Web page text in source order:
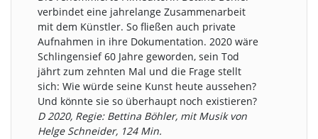
verbindet eine jahrelange Zusammenarbeit
mit dem Künstler. So fließen auch private
Aufnahmen in ihre Dokumentation. 2020 wäre
Schlingensief 60 Jahre geworden, sein Tod
jährt zum zehnten Mal und die Frage stellt
sich: Wie würde seine Kunst heute aussehen?
Und könnte sie so überhaupt noch existieren?
D 2020, Regie: Bettina Böhler, mit Musik von
Helge Schneider, 124 Min.